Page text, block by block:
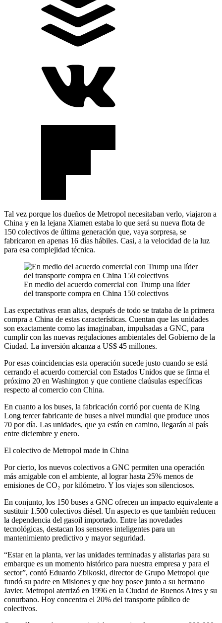
Tal vez porque los dueños de Metropol necesitaban verlo, viajaron a
China y en la lejana Xiamen estaba lo que será su nueva flota de
150 colectivos de última generación que, vaya sorpresa, se
fabricaron en apenas 16 días hábiles. Casi, a la velocidad de la luz
para esa complejidad técnica.
En medio del acuerdo comercial con Trump una líder
del transporte compra en China 150 colectivos
Las expectativas eran altas, después de todo se trataba de la primera
compra a China de estas características. Cuentan que las unidades
son exactamente como las imaginaban, impulsadas a GNC, para
cumplir con las nuevas regulaciones ambientales del Gobierno de la
Ciudad. La inversión alcanza a US$ 45 millones.
Por esas coincidencias esta operación sucede justo cuando se está
cerrando el acuerdo comercial con Estados Unidos que se firma el
próximo 20 en Washington y que contiene claúsulas específicas
respecto al comercio con China.
En cuanto a los buses, la fabricación corrió por cuenta de King
Long tercer fabricante de buses a nivel mundial que produce unos
70 por día. Las unidades, que ya están en camino, llegarán al país
entre diciembre y enero.
El colectivo de Metropol made in China
Por cierto, los nuevos colectivos a GNC permiten una operación
más amigable con el ambiente, al lograr hasta 25% menos de
emisiones de CO₂ por kilómetro. Y los viajes son silenciosos.
En conjunto, los 150 buses a GNC ofrecen un impacto equivalente a
sustituir 1.500 colectivos diésel. Un aspecto es que también reducen
la dependencia del gasoil importado. Entre las novedades
tecnológicas, destacan los sensores inteligentes para un
mantenimiento predictivo y mayor seguridad.
“Estar en la planta, ver las unidades terminadas y alistarlas para su
embarque es un momento histórico para nuestra empresa y para el
sector”, contó Eduardo Zbikoski, director de Grupo Metropol que
fundó su padre en Misiones y que hoy posee junto a su hermano
Javier. Metropol aterrizó en 1996 en la Ciudad de Buenos Aires y su
conurbano. Hoy concentra el 20% del transporte público de
colectivos.